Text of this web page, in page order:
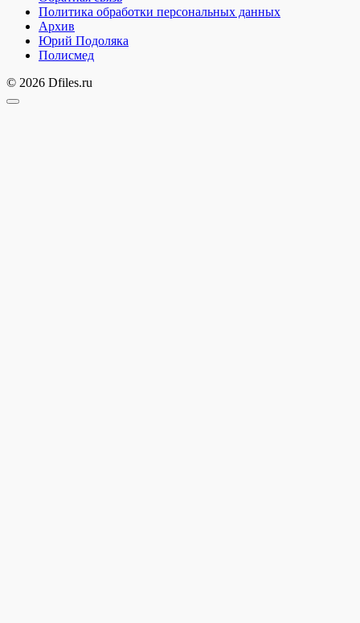
Политика обработки персональных данных
Архив
Юрий Подоляка
Полисмед
© 2026 Dfiles.ru